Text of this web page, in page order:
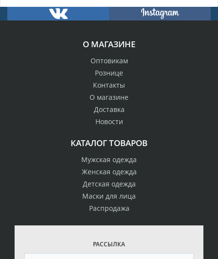
О МАГАЗИНЕ
Оптовикам
Рознице
Контакты
О магазине
Доставка
Новости
КАТАЛОГ ТОВАРОВ
Мужская одежда
Женская одежда
Детская одежда
Маски для лица
Распродажа
РАССЫЛКА